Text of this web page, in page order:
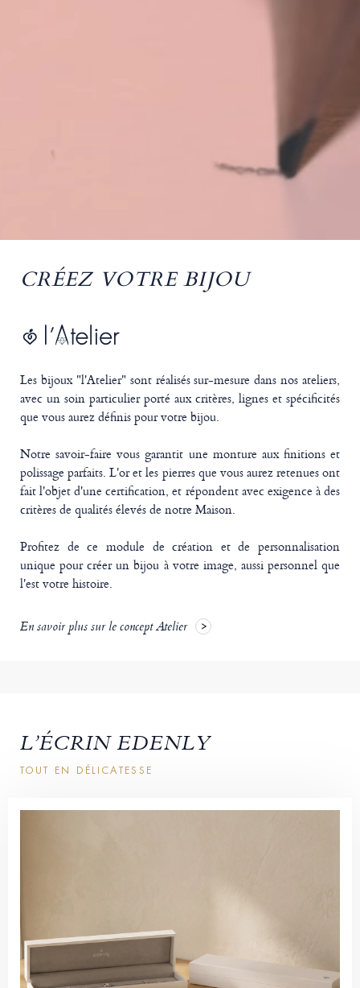
CRÉEZ VOTRE BIJOU
Les bijoux "l'Atelier" sont réalisés sur-mesure dans nos ateliers,
avec un soin particulier porté aux critères, lignes et spécificités
que vous aurez définis pour votre bijou.
Notre savoir-faire vous garantit une monture aux finitions et
polissage parfaits. L'or et les pierres que vous aurez retenues ont
fait l'objet d'une certification, et répondent avec exigence à des
critères de qualités élevés de notre Maison.
Profitez de ce module de création et de personnalisation
unique pour créer un bijou à votre image, aussi personnel que
l'est votre histoire.
En savoir plus sur le concept Atelier
L’ÉCRIN EDENLY
TOUT EN DÉLICATESSE